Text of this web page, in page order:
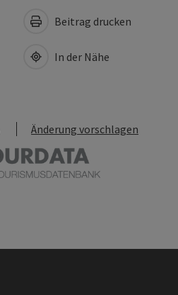
Beitrag drucken
In der Nähe
Änderung vorschlagen